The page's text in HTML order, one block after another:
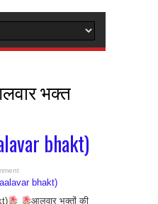
भक्त
bhakt)
आलवार भक्तों की